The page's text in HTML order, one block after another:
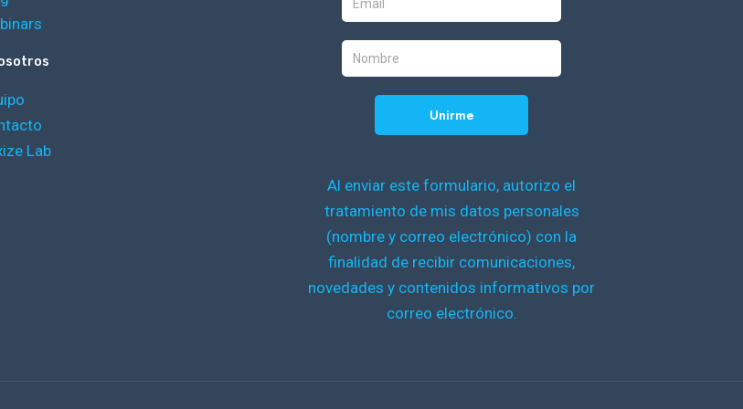
Lab
Al enviar este formulario, autorizo el
tratamiento de mis datos personales
(nombre y correo electrónico) con la
finalidad de recibir comunicaciones,
novedades y contenidos informativos por
correo electrónico.